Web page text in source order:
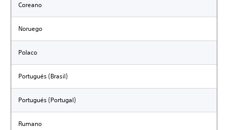
Coreano
Noruego
Polaco
Portugués (Brasil)
Portugués (Portugal)
Rumano